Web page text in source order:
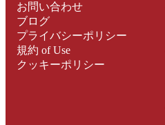
お問い合わせ
ブログ
プライバシーポリシー
規約 of Use
クッキーポリシー